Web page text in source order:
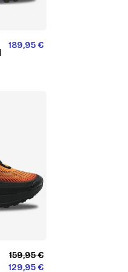
189,95 €
159,95 €
129,95 €